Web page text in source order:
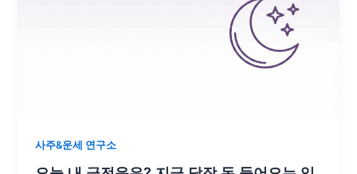
사주&운세 연구소